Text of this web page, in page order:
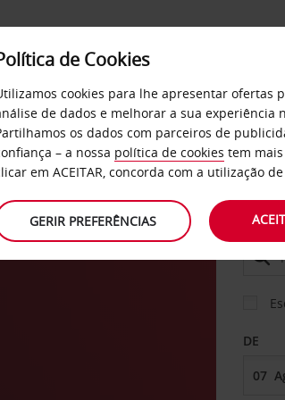
SERVIÇOS EMPRESAS
DE
de Cookies
cookies para lhe apresentar ofertas
de dados e melhorar a sua experiência
os dados com parceiros de
– a nossa política de cookies tem
em ACEITAR, concorda com a utilização
GERIR PREFERÊNCIAS